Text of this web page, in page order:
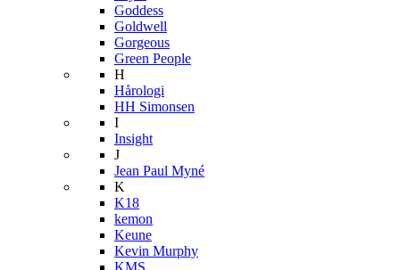
Goddess
Goldwell
Gorgeous
Green People
H
Hårologi
HH Simonsen
I
Insight
J
Jean Paul Myné
K
K18
kemon
Keune
Kevin Murphy
KMS